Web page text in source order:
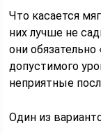
Что касается
них лучше не
они обязательно
допустимого
неприятные
Один из